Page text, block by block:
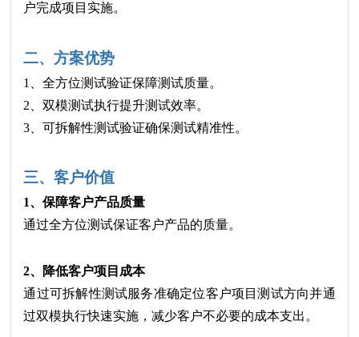
户完成项目实施。
二、方案优势
1、全方位测试验证保障测试质量。
2、双模测试执行提升测试效率。
3、可拆解性测试验证确保测试精准性。
三、客户价值
1、保障客户产品质量
通过全方位测试保证客户产品的质量。
2、降低客户项目成本
通过可拆解性测试服务准确定位客户项目测试方向并通
过双模执行快速实施，减少客户不必要的成本支出。